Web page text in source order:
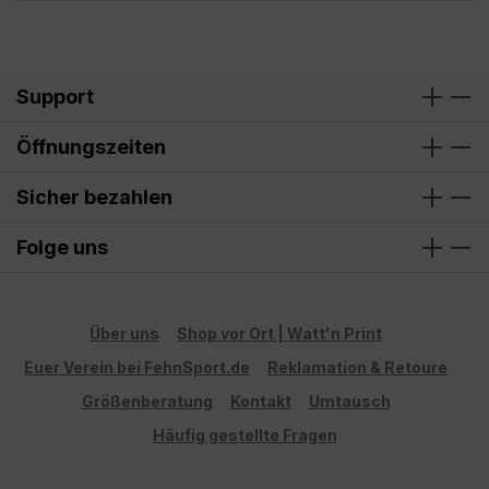
Support
Öffnungszeiten
Sicher bezahlen
Folge uns
Über uns
Shop vor Ort | Watt'n Print
Euer Verein bei FehnSport.de
Reklamation & Retoure
Größenberatung
Kontakt
Umtausch
Häufig gestellte Fragen